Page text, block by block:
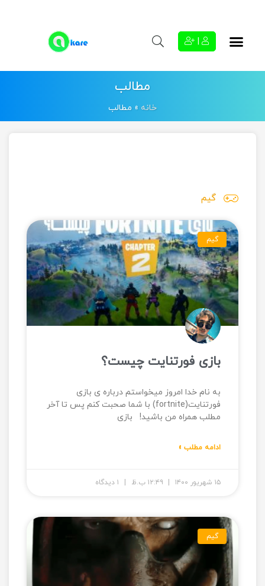
مطالب
خانه » مطالب
گیم
گیم
بازی فورتنایت چیست؟
به نام خدا امروز میخواستم درباره ی بازی
فورتنایت(fortnite) با شما صحبت کنم پس تا آخر
مطلب همراه من باشید! بازی
ادامه مطلب »
۱۵ شهریور ۱۴۰۰
گیم